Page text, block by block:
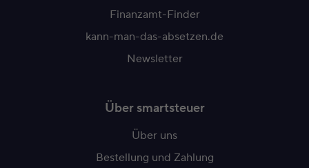
Finanzamt-Finder
kann-man-das-absetzen.de
Newsletter
Über smartsteuer
Über uns
Bestellung und Zahlung